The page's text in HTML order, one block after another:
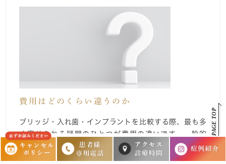
PAGE TOP
費用はどのくらい違うのか
ブリッジ・入れ歯・インプラントを比較する際、最も多
く寄せられる疑問のひとつが費用の違いです。一般的
に、保険診療が適用されるブリッジや入れ歯は、初期費
用を比較的抑えやすい治療法とされています。